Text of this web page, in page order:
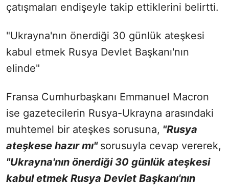
çatışmaları endişeyle takip ettiklerini belirtti.
"Ukrayna'nın önerdiği 30 günlük ateşkesi
kabul etmek Rusya Devlet Başkanı'nın
elinde"
Fransa Cumhurbaşkanı Emmanuel Macron
ise gazetecilerin Rusya-Ukrayna arasındaki
muhtemel bir ateşkes sorusuna, "Rusya
ateşkese hazır mı" sorusuyla cevap vererek,
"Ukrayna'nın önerdiği 30 günlük ateşkesi
kabul etmek Rusya Devlet Başkanı'nın